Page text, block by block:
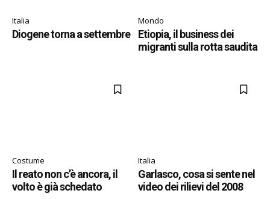
Italia
Diogene torna a settembre
Mondo
Etiopia, il business dei
migranti sulla rotta saudita
Costume
Il reato non c’è ancora, il
volto è già schedato
Italia
Garlasco, cosa si sente nel
video dei rilievi del 2008